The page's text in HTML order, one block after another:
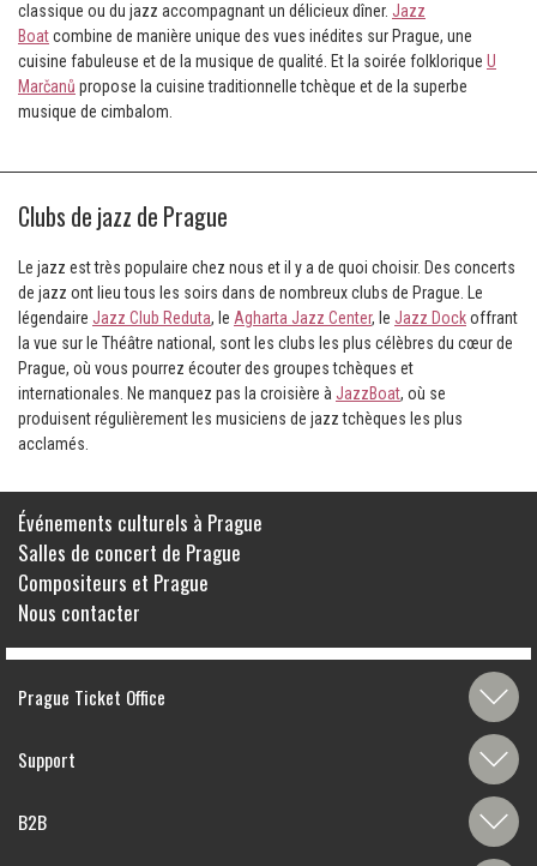
classique ou du jazz accompagnant un délicieux dîner. Jazz
Boatcombine de manière unique des vues inédites sur Prague, une
cuisine fabuleuse et de la musique de qualité. Et la soirée folklorique U
Marčanů propose la cuisine traditionnelle tchèque et de la superbe
musique de cimbalom.
Clubs de jazz de Prague
Le jazz est très populaire chez nous et il y a de quoi choisir. Des concerts
de jazz ont lieu tous les soirs dans de nombreux clubs de Prague. Le
légendaire Jazz Club Reduta, le Agharta Jazz Center, le Jazz Dockoffrant
la vue sur le Théâtre national, sont les clubs les plus célèbres du cœur de
Prague, où vous pourrez écouter des groupes tchèques et
internationales. Ne manquez pas la croisière àJazzBoat, où se
produisent régulièrement les musiciens de jazz tchèques les plus
acclamés.
Événements culturels à Prague
Salles de concert de Prague
Compositeurs et Prague
Nous contacter
Prague Ticket Office
Support
B2B